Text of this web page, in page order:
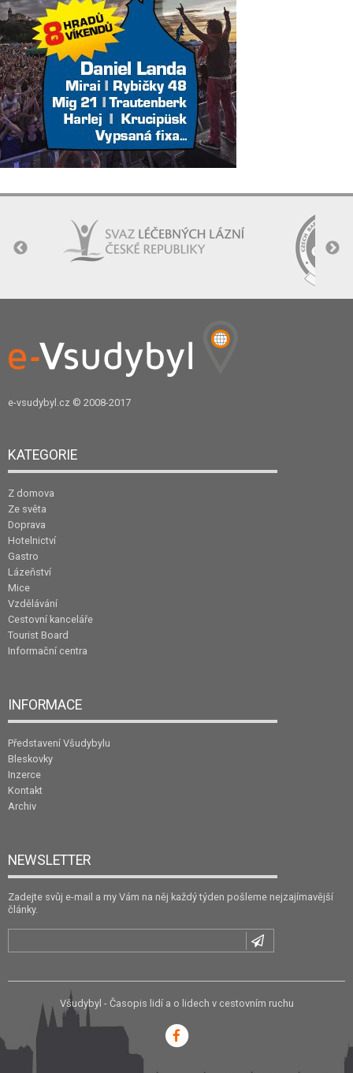
e-vsudybyl.cz © 2008-2017
KATEGORIE
Z domova
Ze světa
Doprava
Hotelnictví
Gastro
Lázeňství
Mice
Vzdělávání
Cestovní kanceláře
Tourist Board
Informační centra
INFORMACE
Představení Všudybylu
Bleskovky
Inzerce
Kontakt
Archiv
NEWSLETTER
Zadejte svůj e-mail a my Vám na něj každý týden pošleme nejzajímavější
články.
Všudybyl - Časopis lidí a o lidech v cestovním ruchu